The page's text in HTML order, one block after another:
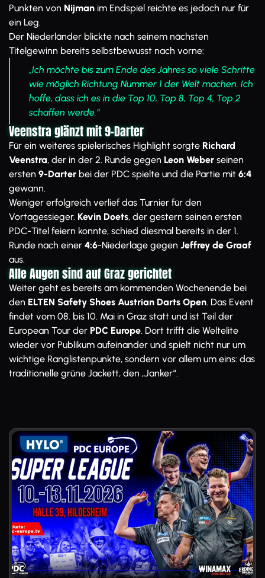
Punkten von Nijman im Endspiel reichte es jedoch nur für
ein Leg.
Der Niederländer blickte nach seinem nächsten
Titelgewinn bereits selbstbewusst nach vorne:
„Ich möchte bis zum Ende des Jahres so viele Schritte
wie möglich Richtung Nummer 1 der Welt machen. Ich
hoffe, dass ich es in die Top 10, Top 8, Top 4, Top 2
schaffen werde.“
Veenstra glänzt mit 9-Darter
Für ein weiteres spielerisches Highlight sorgte Richard
Veenstra, der in der 2. Runde gegen Leon Weber seinen
ersten 9-Darter bei der PDC spielte und die Partie mit 6:4
gewann.
Weniger erfolgreich verlief das Turnier für den
Vortagessieger. Kevin Doets, der gestern seinen ersten
PDC-Titel feiern konnte, schied diesmal bereits in der 1.
Runde nach einer 4:6-Niederlage gegen Jeffrey de Graaf
aus.
Alle Augen sind auf Graz gerichtet
Weiter geht es bereits am kommenden Wochenende bei
den ELTEN Safety Shoes Austrian Darts Open. Das Event
findet vom 08. bis 10. Mai in Graz statt und ist Teil der
European Tour der PDC Europe. Dort trifft die Weltelite
wieder vor Publikum aufeinander und spielt nicht nur um
wichtige Ranglistenpunkte, sondern vor allem um eins: das
traditionelle grüne Jackett, den „Janker“.